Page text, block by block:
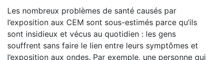
Les nombreux problèmes de santé causés par
l’exposition aux CEM sont sous-estimés parce qu’ils
sont insidieux et vécus au quotidien : les gens
souffrent sans faire le lien entre leurs symptômes et
l’exposition aux ondes. Par exemple, une personne qui